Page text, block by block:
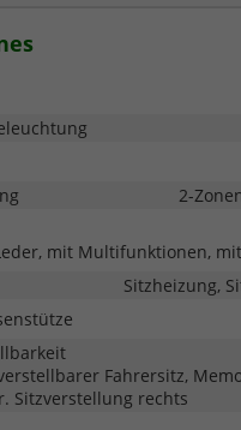
2-
mit Multifunktionen,
Sitzheizung,
Fahrersitz,
Sitzverstellung rechts